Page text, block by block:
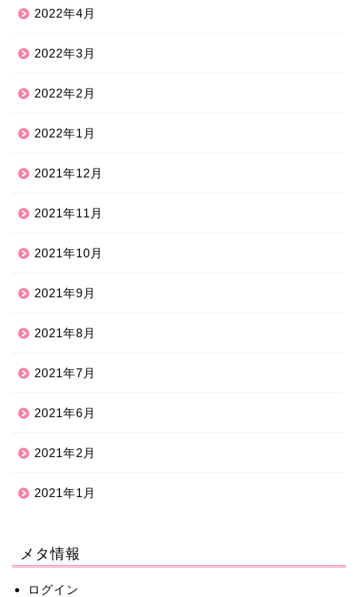
2022年4月
2022年3月
2022年2月
2022年1月
2021年12月
2021年11月
2021年10月
2021年9月
2021年8月
2021年7月
2021年6月
2021年2月
2021年1月
メタ情報
ログイン